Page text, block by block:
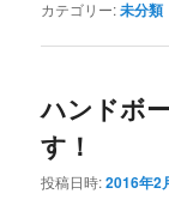
カテゴリー:未分類
ハンドボ
す！
投稿日時:2016年2